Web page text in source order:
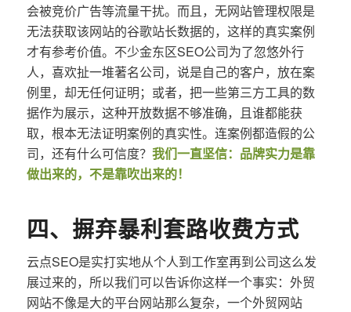
会被竞价广告等流量干扰。而且，无网站管理权限是
无法获取该网站的谷歌站长数据的，这样的真实案例
才有参考价值。不少金东区SEO公司为了忽悠外行
人，喜欢扯一堆著名公司，说是自己的客户，放在案
例里，却无任何证明；或者，把一些第三方工具的数
据作为展示，这种开放数据不够准确，且谁都能获
取，根本无法证明案例的真实性。连案例都造假的公
司，还有什么可信度？ 我们一直坚信：品牌实力是靠
做出来的，不是靠吹出来的！
四、摒弃暴利套路收费方式
云点SEO是实打实地从个人到工作室再到公司这么发
展过来的，所以我们可以告诉你这样一个事实：外贸
网站不像是大的平台网站那么复杂，一个外贸网站